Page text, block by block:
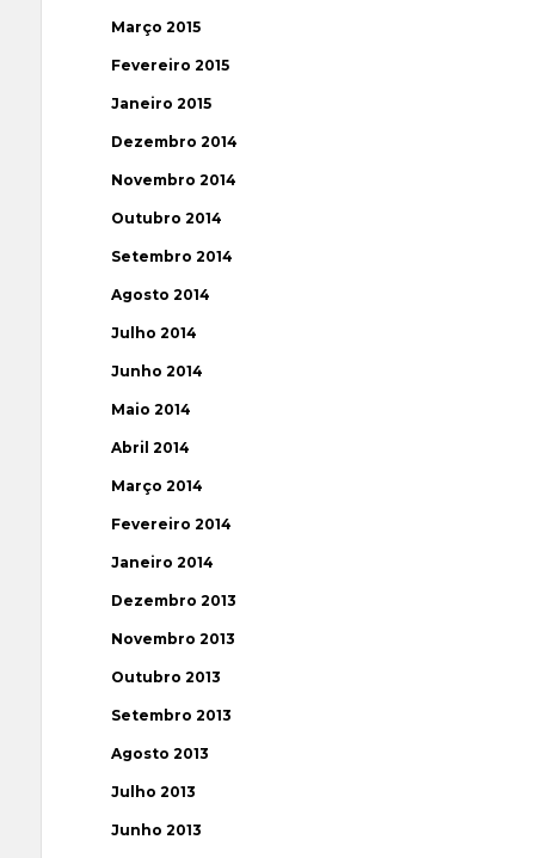
Março 2015
Fevereiro 2015
Janeiro 2015
Dezembro 2014
Novembro 2014
Outubro 2014
Setembro 2014
Agosto 2014
Julho 2014
Junho 2014
Maio 2014
Abril 2014
Março 2014
Fevereiro 2014
Janeiro 2014
Dezembro 2013
Novembro 2013
Outubro 2013
Setembro 2013
Agosto 2013
Julho 2013
Junho 2013